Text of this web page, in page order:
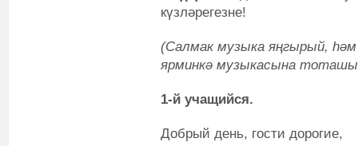
күзләрегезне!
(Салмак музыка яңгырый,
ярминкә музыкасына
1-й учащийся.
Добрый день, гости дорогие,